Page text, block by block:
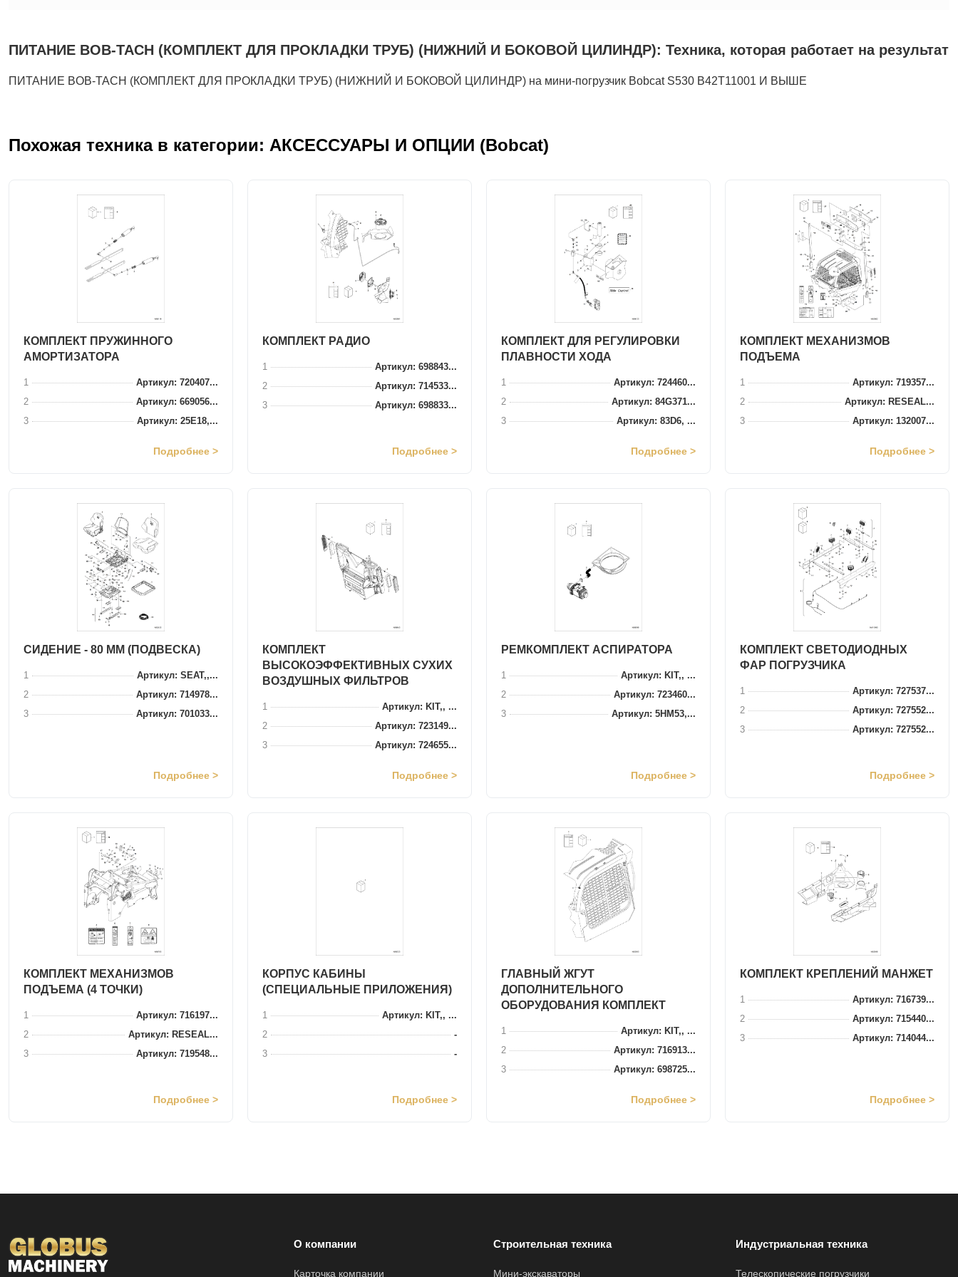
ПИТАНИЕ BOB-TACH (КОМПЛЕКТ ДЛЯ ПРОКЛАДКИ ТРУБ) (НИЖНИЙ И БОКОВОЙ ЦИЛИНДР): Техника, которая работает на результат
ПИТАНИЕ BOB-TACH (КОМПЛЕКТ ДЛЯ ПРОКЛАДКИ ТРУБ) (НИЖНИЙ И БОКОВОЙ ЦИЛИНДР) на мини-погрузчик Bobcat S530 B42T11001 И ВЫШЕ
Похожая техника в категории: АКСЕСCУАРЫ И ОПЦИИ (Bobcat)
КОМПЛЕКТ ПРУЖИННОГО
АМОРТИЗАТОРА
1
Артикул: 720407...
2
Артикул: 669056...
3
Артикул: 25E18,...
Подробнее >
КОМПЛЕКТ РАДИО
1
Артикул: 698843...
2
Артикул: 714533...
3
Артикул: 698833...
Подробнее >
КОМПЛЕКТ ДЛЯ РЕГУЛИРОВКИ
ПЛАВНОСТИ ХОДА
1
Артикул: 724460...
2
Артикул: 84G371...
3
Артикул: 83D6, ...
Подробнее >
КОМПЛЕКТ МЕХАНИЗМОВ
ПОДЪЕМА
1
Артикул: 719357...
2
Артикул: RESEAL...
3
Артикул: 132007...
Подробнее >
СИДЕНИЕ - 80 ММ (ПОДВЕСКА)
1
Артикул: SEAT,,...
2
Артикул: 714978...
3
Артикул: 701033...
Подробнее >
КОМПЛЕКТ
ВЫСОКОЭФФЕКТИВНЫХ СУХИХ
ВОЗДУШНЫХ ФИЛЬТРОВ
1
Артикул: KIT,, ...
2
Артикул: 723149...
3
Артикул: 724655...
Подробнее >
РЕМКОМПЛЕКТ АСПИРАТОРА
1
Артикул: KIT,, ...
2
Артикул: 723460...
3
Артикул: 5HM53,...
Подробнее >
КОМПЛЕКТ СВЕТОДИОДНЫХ
ФАР ПОГРУЗЧИКА
1
Артикул: 727537...
2
Артикул: 727552...
3
Артикул: 727552...
Подробнее >
КОМПЛЕКТ МЕХАНИЗМОВ
ПОДЪЕМА (4 ТОЧКИ)
1
Артикул: 716197...
2
Артикул: RESEAL...
3
Артикул: 719548...
Подробнее >
КОРПУС КАБИНЫ
(СПЕЦИАЛЬНЫЕ ПРИЛОЖЕНИЯ)
1
Артикул: KIT,, ...
2
-
3
-
Подробнее >
ГЛАВНЫЙ ЖГУТ
ДОПОЛНИТЕЛЬНОГО
ОБОРУДОВАНИЯ КОМПЛЕКТ
1
Артикул: KIT,, ...
2
Артикул: 716913...
3
Артикул: 698725...
Подробнее >
КОМПЛЕКТ КРЕПЛЕНИЙ МАНЖЕТ
1
Артикул: 716739...
2
Артикул: 715440...
3
Артикул: 714044...
Подробнее >
О компании
Карточка компании
Строительная техника
Мини-экскаваторы
Индустриальная техника
Телескопические погрузчики